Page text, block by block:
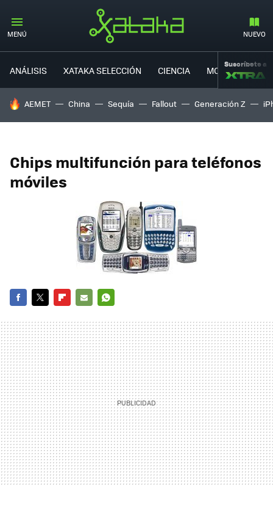
MENÚ NUEVO
ANÁLISIS XATAKA SELECCIÓN CIENCIA MOVILIDAD
Suscríbete a
HOY SE HABLA DE
AEMET China Sequía Fallout Generación Z
Chips multifunción para teléfonos
móviles
MAIL